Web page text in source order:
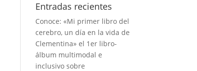
Entradas recientes
Conoce: «Mi primer libro del
cerebro, un día en la vida de
Clementina» el 1er libro-
álbum multimodal e
inclusivo sobre